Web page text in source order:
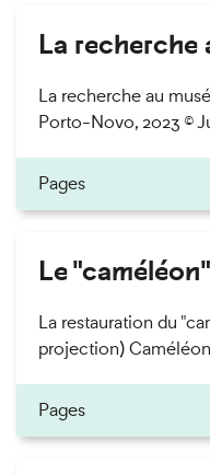
La recherche
La recherche au
Porto-Novo, 2023 ©
Pages
Le "caméléon"
La restauration du
projection)
Pages